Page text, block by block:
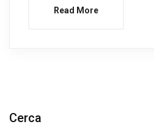
Read More
Cerca